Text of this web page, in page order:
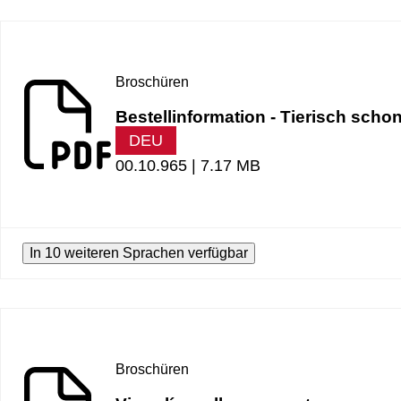
Broschüren
Bestellinformation - Tierisch
DEU
00.10.965 | 7.17 MB
In 10 weiteren Sprachen verfügbar
Broschüren